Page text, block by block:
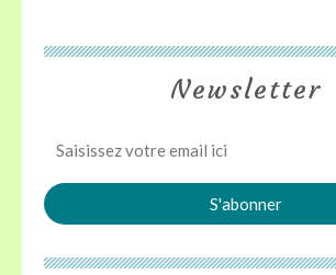
Newsletter